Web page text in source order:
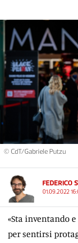
© CdT/Gabriele Putzu
FEDERICO
01.09.2022
«Sta inventando
per sentirsi